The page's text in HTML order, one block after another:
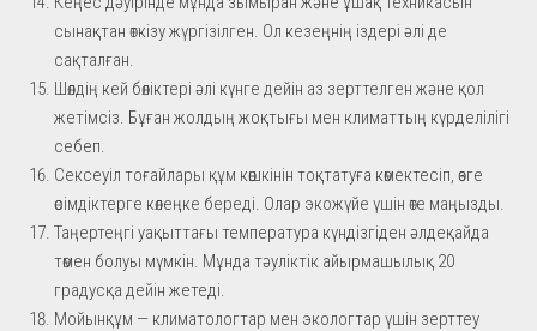
сынақтан өткізу жүргізілген. Ол кезеңнің іздері әлі де
сақталған.
Шөлдің кей бөліктері әлі күнге дейін аз зерттелген және қол
жетімсіз. Бұған жолдың жоқтығы мен климаттың күрделілігі
себеп.
Сексеуіл тоғайлары құм көшкінін тоқтатуға көмектесіп, өзге
өсімдіктерге көлеңке береді. Олар экожүйе үшін өте маңызды.
Таңертеңгі уақыттағы температура күндізгіден әлдеқайда
төмен болуы мүмкін. Мұнда тәуліктік айырмашылық 20
градусқа дейін жетеді.
Мойынқұм — климатологтар мен экологтар үшін зерттеу